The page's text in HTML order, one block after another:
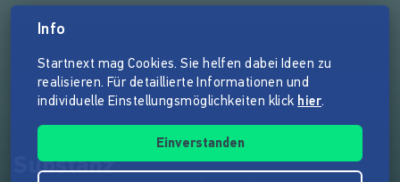
Substanz
Info
Startnext mag Cookies. Sie helfen dabei Ideen zu
realisieren. Für detaillierte Informationen und
individuelle Einstellungsmöglichkeiten klick hier.
Einverstanden